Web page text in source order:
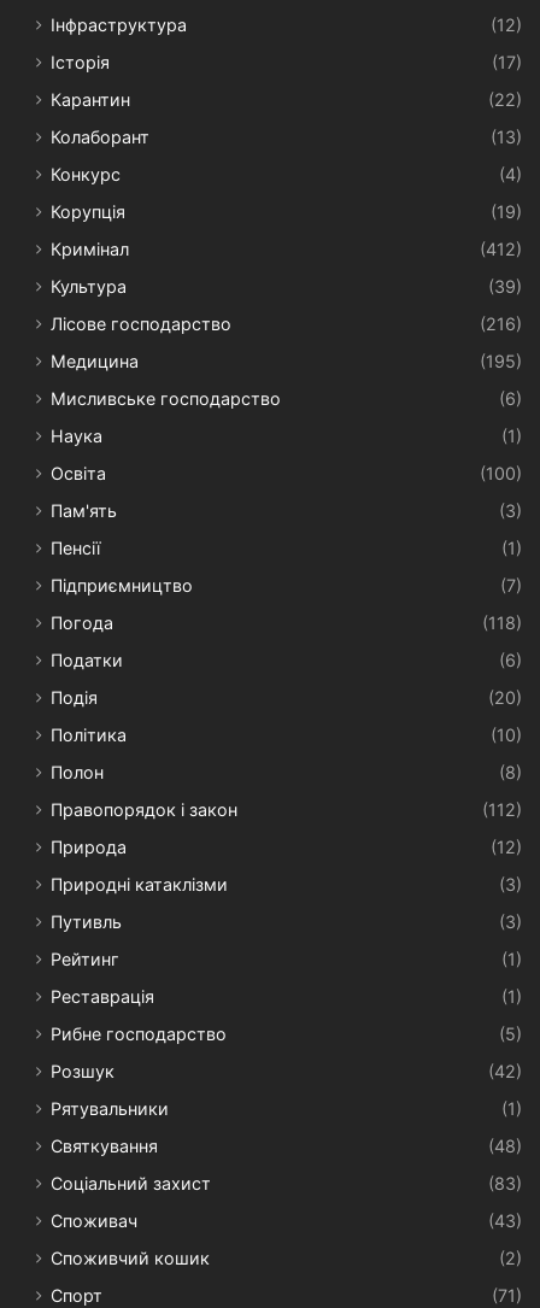
Інфраструктура
(12)
Історія
(17)
Карантин
(22)
Колаборант
(13)
Конкурс
(4)
Корупція
(19)
Кримінал
(412)
Культура
(39)
Лісове господарство
(216)
Медицина
(195)
Мисливське господарство
(6)
Наука
(1)
Освіта
(100)
Пам'ять
(3)
Пенсії
(1)
Підприємництво
(7)
Погода
(118)
Податки
(6)
Подія
(20)
Політика
(10)
Полон
(8)
Правопорядок і закон
(112)
Природа
(12)
Природні катаклізми
(3)
Путивль
(3)
Рейтинг
(1)
Реставрація
(1)
Рибне господарство
(5)
Розшук
(42)
Рятувальники
(1)
Святкування
(48)
Соціальний захист
(83)
Споживач
(43)
Споживчий кошик
(2)
Спорт
(71)